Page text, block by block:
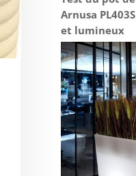
Arnusa
et lumineux